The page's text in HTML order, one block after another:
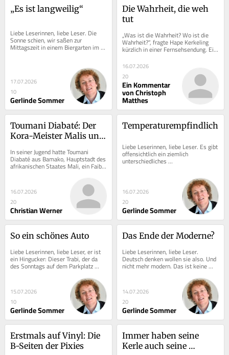
„Es ist langweilig“
Liebe Leserinnen, liebe Leser. Die
Sonne schien, wir saßen zur
Mittagszeit in einem Biergarten im
Schatten. Und alles hätte wunderbar
17.07.2026
10
Gerlinde Sommer
Die Wahrheit, die weh
tut
„Was ist die Wahrheit? Wo ist die
Wahrheit?“, fragte Hape Kerkeling
kürzlich in einer Fernsehsendung. Ein
politischen...
16.07.2026
20
Ein Kommentar
von Christoph
Matthes
Toumani Diabaté: Der
Kora-Meister Malis und
Vielfalt
In seiner Jugend hatte Toumani
Diabaté aus Bamako, Hauptstadt des
afrikanischen Staates Mali, ein Faible
für die Musik der deutschen Hard-
16.07.2026
20
Christian Werner
Temperaturempfindlich
Liebe Leserinnen, liebe Leser. Es gibt
offensichtlich ein ziemlich
unterschiedliches
geschlechtsabhängig. Sicherlich...
16.07.2026
20
Gerlinde Sommer
So ein schönes Auto
Liebe Leserinnen, liebe Leser, er ist
ein Hingucker: Dieser Trabi, der da
des Sonntags auf dem Parkplatz
einer Gaststätte am Rande des
15.07.2026
10
Gerlinde Sommer
Das Ende der Moderne?
Liebe Leserinnen, liebe Leser.
Deutsch denken wollen sie also. Und
nicht mehr modern. Das ist keine
14.07.2026
20
Gerlinde Sommer
Erstmals auf Vinyl: Die
B-Seiten der Pixies
Immer haben seine
Kerle auch seine